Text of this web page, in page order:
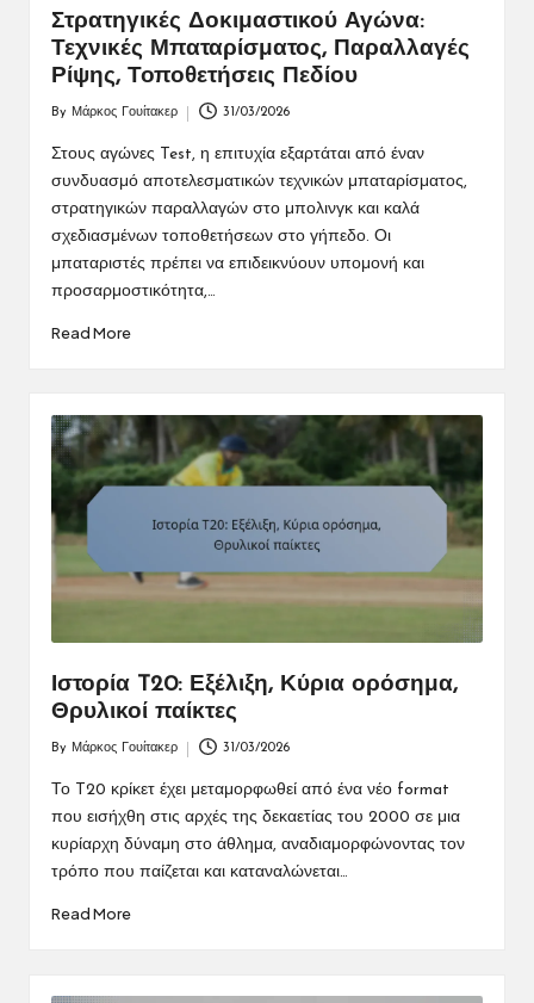
Στρατηγικές Δοκιμαστικού Αγώνα:
Τεχνικές Μπαταρίσματος, Παραλλαγές
Ρίψης, Τοποθετήσεις Πεδίου
by
By Μάρκος Γουίτακερ 31/03/2026
Στους αγώνες Test, η επιτυχία εξαρτάται από έναν
συνδυασμό αποτελεσματικών τεχνικών μπαταρίσματος,
στρατηγικών παραλλαγών στο μπολινγκ και καλά
σχεδιασμένων τοποθετήσεων στο γήπεδο. Οι
μπαταριστές πρέπει να επιδεικνύουν υπομονή και
προσαρμοστικότητα,…
Read More
Ιστορία T20: Εξέλιξη, Κύρια ορόσημα,
Θρυλικοί παίκτες
by
By Μάρκος Γουίτακερ 31/03/2026
Το T20 κρίκετ έχει μεταμορφωθεί από ένα νέο format
που εισήχθη στις αρχές της δεκαετίας του 2000 σε μια
κυρίαρχη δύναμη στο άθλημα, αναδιαμορφώνοντας τον
τρόπο που παίζεται και καταναλώνεται…
Read More